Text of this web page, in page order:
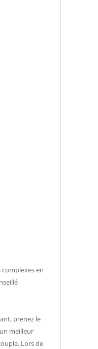
en
prenez le
meilleur
Lors de